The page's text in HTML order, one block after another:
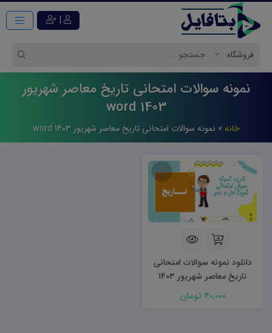
|
نمونه سوالات امتحانی تاریخ معاصر شهریور
1403 word
خانه » نمونه سوالات امتحانی تاریخ معاصر شهریور 1403 word
دانلود نمونه سوالات امتحانی
تاریخ معاصر شهریور ۱۴۰۳
word40,000 تومان